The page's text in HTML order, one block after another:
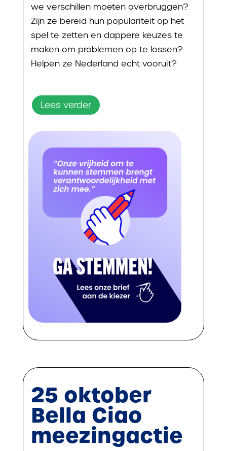
we verschillen moeten overbruggen?
Zijn ze bereid hun populariteit op het
spel te zetten en dappere keuzes te
maken om problemen op te lossen?
Helpen ze Nederland echt vooruit?
Lees verder
25 oktober
Bella Ciao
meezingactie